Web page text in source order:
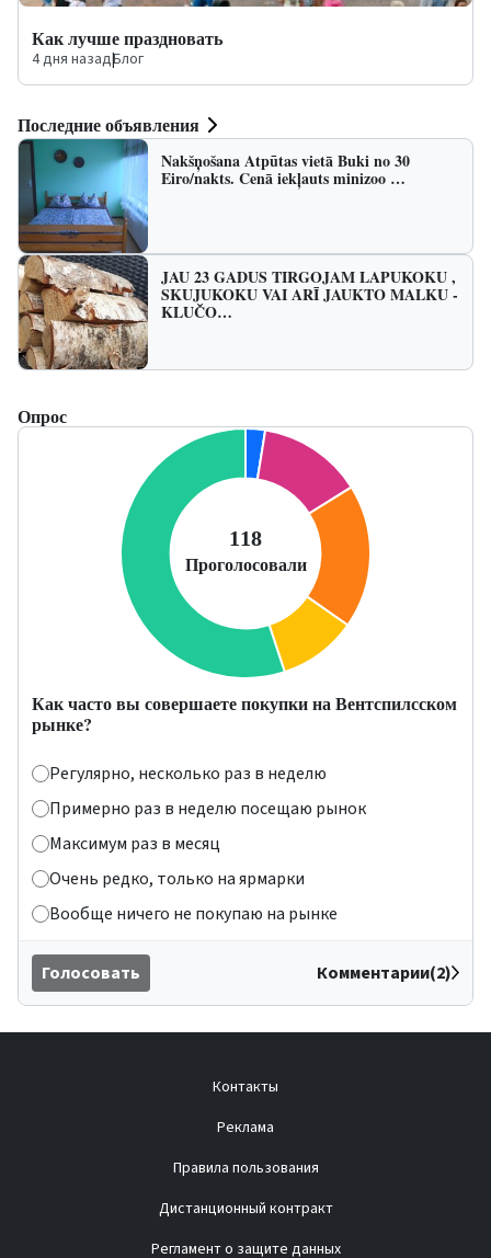
Как лучше праздновать
4 дня назад|Блог
Последние объявления
Nakšņošana Atpūtas vietā Buki no 30
Eiro/nakts. Cenā iekļauts minizoo …
JAU 23 GADUS TIRGOJAM LAPUKOKU ,
SKUJUKOKU VAI ARĪ JAUKTO MALKU -
KLUČO…
Опрос
Как часто вы совершаете покупки на Вентспилсском
рынке?
Регулярно, несколько раз в неделю
Примерно раз в неделю посещаю рынок
Максимум раз в месяц
Очень редко, только на ярмарки
Вообще ничего не покупаю на рынке
Голосовать Комментарии(2)
Контакты
Реклама
Правила пользования
Дистанционный контракт
Регламент о защите данных